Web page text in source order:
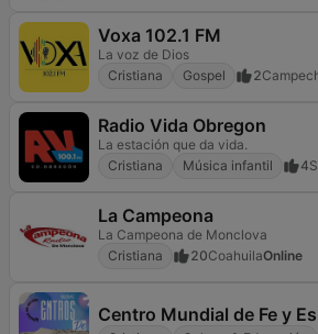
Voxa 102.1 FM
La voz de Dios
Cristiana
Gospel 2
Radio Vida Obregon
La estación que da vida.
Cristiana
Música infantil 4
La Campeona
La Campeona de Monclova
Cristiana
20CoahuilaOnline
Centro Mundial de Fe y